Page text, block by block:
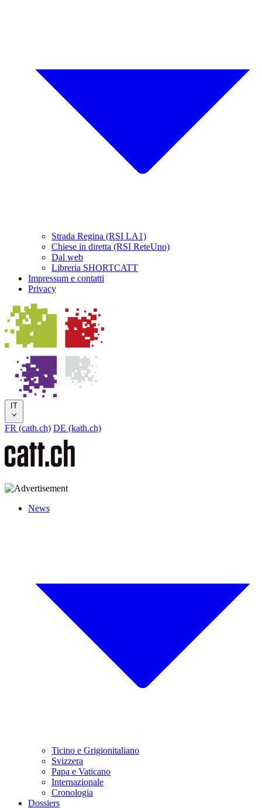
Strada Regina (RSI LA1)
Chiese in diretta (RSI ReteUno)
Dal web
Libreria SHORTCATT
Impressum e contatti
Privacy
IT
FR (cath.ch) DE (kath.ch)
News
Ticino e Grigionitaliano
Svizzera
Papa e Vaticano
Internazionale
Cronologia
Dossiers